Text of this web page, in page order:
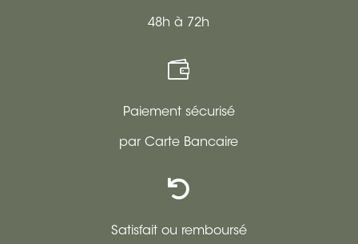
48h à 72h

Paiement sécurisé
par Carte Bancaire

Satisfait ou remboursé